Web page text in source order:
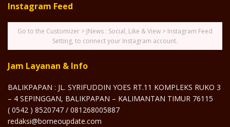
Instagram Feed
Go to the Customizer > JNews : Social, Like & View > Instagram Feed
Setting, to connect your Instagram account.
Jam Layanan & Info
BALIKPAPAN : JL. SYRIFUDDIN YOES RT.11 KOMPLEKS RUKO 3
– 4 SEPINGGAN, BALIKPAPAN – KALIMANTAN TIMUR 76115
( 0542 ) 8520747 / 081268005887
redaksi@borneoupdate.com